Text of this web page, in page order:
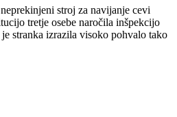
stroj za navijanje cevi
tretje osebe naročila inšpekcijo
stranka izrazila visoko pohvalo tako